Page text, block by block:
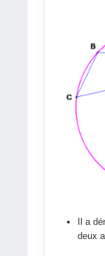
Il a
deux